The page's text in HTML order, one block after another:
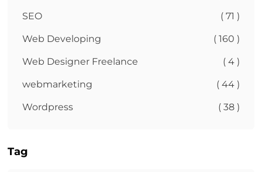
SEO ( 71 )
Web Developing ( 160 )
Web Designer Freelance ( 4 )
webmarketing ( 44 )
Wordpress ( 38 )
Tag